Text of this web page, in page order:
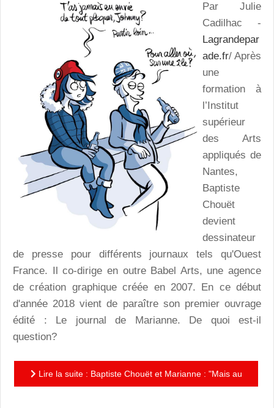
Par Julie
Cadilhac -
Lagrandepar
ade.fr/ Après
une
formation à
l’Institut
supérieur
des Arts
appliqués de
Nantes,
Baptiste
Chouët
devient
dessinateur
de presse pour différents journaux tels qu'Ouest
France. Il co-dirige en outre Babel Arts, une agence
de création graphique créée en 2007. En ce début
d'année 2018 vient de paraître son premier ouvrage
édité : Le journal de Marianne. De quoi est-il
question?
Lire la suite : Baptiste Chouët et Marianne : "Mais au